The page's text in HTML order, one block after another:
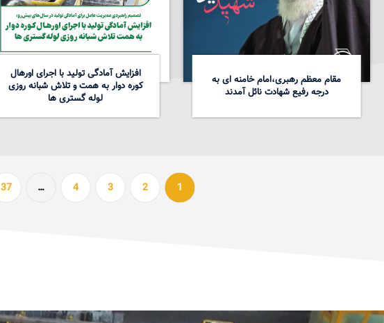
مقام معظم رهبری،امام خامنه ای به
درجه رفیع شهادت نائل آمدند
افزایش آمادگی تولید با اجرای اورهال
کوره دوار به همت و تلاش شبانه روزی
لوله گستری ها
1
2
3
4
…
37